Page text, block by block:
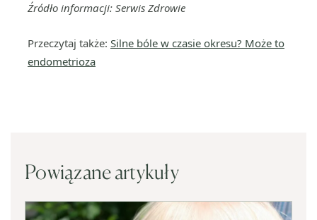
Źródło informacji: Serwis Zdrowie
Przeczytaj także: Silne bóle w czasie okresu? Może to
endometrioza
Powiązane artykuły